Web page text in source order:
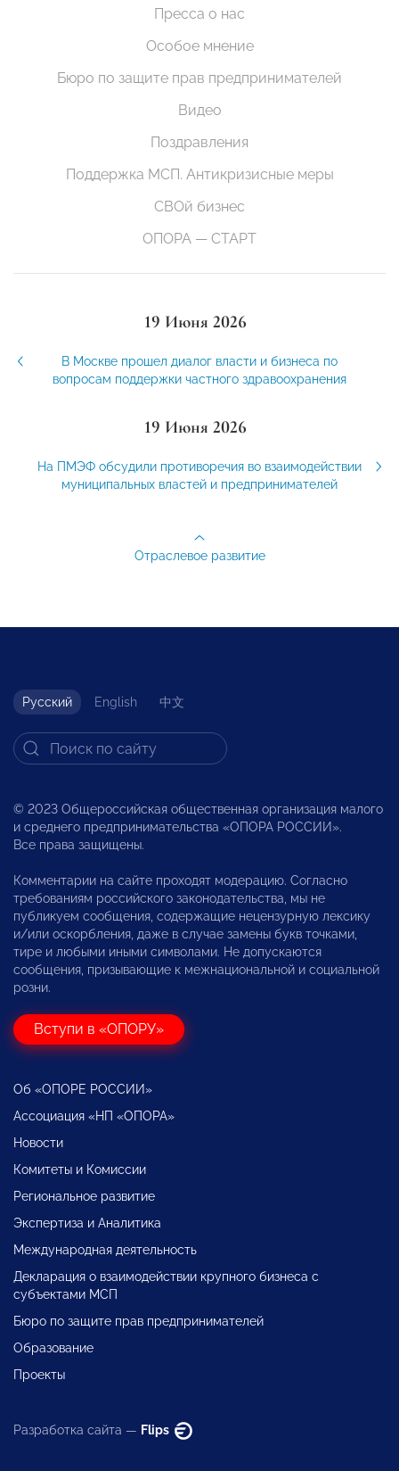
Пресса о нас
Особое мнение
Бюро по защите прав предпринимателей
Видео
Поздравления
Поддержка МСП. Антикризисные меры
СВОй бизнес
ОПОРА — СТАРТ
19 Июня 2026
В Москве прошел диалог власти и бизнеса по
вопросам поддержки частного здравоохранения
19 Июня 2026
На ПМЭФ обсудили противоречия во взаимодействии
муниципальных властей и предпринимателей
Отраслевое развитие
Русский English 中文
© 2023 Общероссийская общественная организация малого
и среднего предпринимательства «ОПОРА РОССИИ».
Все права защищены.
Комментарии на сайте проходят модерацию. Согласно
требованиям российского законодательства, мы не
публикуем сообщения, содержащие нецензурную лексику
и/или оскорбления, даже в случае замены букв точками,
тире и любыми иными символами. Не допускаются
сообщения, призывающие к межнациональной и социальной
розни.
Вступи в «ОПОРУ»
Об «ОПОРЕ РОССИИ»
Ассоциация «НП «ОПОРА»
Новости
Комитеты и Комиссии
Региональное развитие
Экспертиза и Аналитика
Международная деятельность
Декларация о взаимодействии крупного бизнеса с
субъектами МСП
Бюро по защите прав предпринимателей
Образование
Проекты
Разработка сайта — Flips